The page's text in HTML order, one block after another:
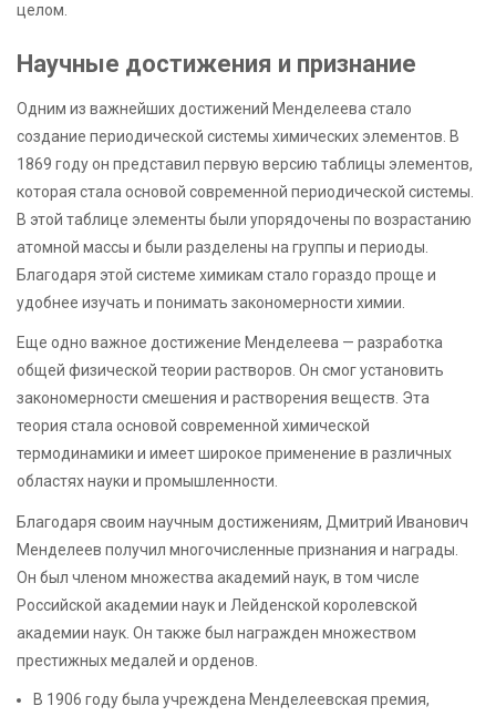
целом.
Научные достижения и признание
Одним из важнейших достижений Менделеева стало
создание периодической системы химических элементов. В
1869 году он представил первую версию таблицы элементов,
которая стала основой современной периодической системы.
В этой таблице элементы были упорядочены по возрастанию
атомной массы и были разделены на группы и периоды.
Благодаря этой системе химикам стало гораздо проще и
удобнее изучать и понимать закономерности химии.
Еще одно важное достижение Менделеева — разработка
общей физической теории растворов. Он смог установить
закономерности смешения и растворения веществ. Эта
теория стала основой современной химической
термодинамики и имеет широкое применение в различных
областях науки и промышленности.
Благодаря своим научным достижениям, Дмитрий Иванович
Менделеев получил многочисленные признания и награды.
Он был членом множества академий наук, в том числе
Российской академии наук и Лейденской королевской
академии наук. Он также был награжден множеством
престижных медалей и орденов.
В 1906 году была учреждена Менделеевская премия,